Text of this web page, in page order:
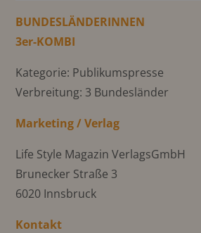
BUNDESLÄNDERINNEN
3er-KOMBI
Kategorie: Publikumspresse
Verbreitung: 3 Bundesländer
Marketing / Verlag
Life Style Magazin VerlagsGmbH
Brunecker Straße 3
6020 Innsbruck
Kontakt